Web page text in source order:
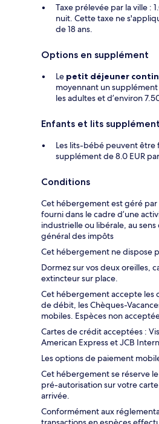
Taxe prélevée par la ville :
nuit. Cette taxe ne
de 18 ans.
Options en supplément
Le petit déjeuner
moyennant un supplément
les adultes et d’environ
Enfants et lits
Les lits-bébé peuvent être
supplément de 8.0 EUR
Conditions
Cet hébergement est géré
fourni dans le cadre d’une
industrielle ou libérale, au sens
général des impôts
Cet hébergement ne dispose
Dormez sur vos deux oreilles,
extincteur sur place.
Cet hébergement accepte les
de débit, les Chèques-
mobiles. Espèces non
Cartes de crédit acceptées :
American Express et JCB
Les options de paiement
Cet hébergement se réserve
pré-autorisation sur votre
arrivée.
Conformément aux